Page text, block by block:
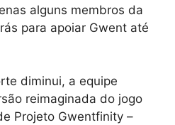
alguns membros da
para apoiar Gwent até
diminui, a equipe
reimaginada do jogo
Projeto Gwentfinity –